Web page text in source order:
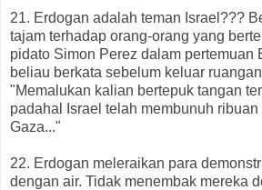
21. Erdogan adalah teman Israel???
tajam terhadap orang-orang yang
pidato Simon Perez dalam pertemuan
beliau berkata sebelum keluar
"Memalukan kalian bertepuk tangan
padahal Israel telah membunuh
Gaza..."
22. Erdogan meleraikan para
dengan air. Tidak menembak mereka